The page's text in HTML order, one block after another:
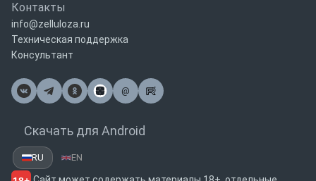
Контакты
info@zelluloza.ru
Техническая поддержка
Консультант
@
Почта
Скачать для Android
RU EN